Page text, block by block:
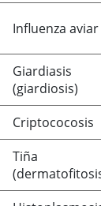
Influenza aviar
Giardiasis
(giardiosis)
Criptococosis
Tiña